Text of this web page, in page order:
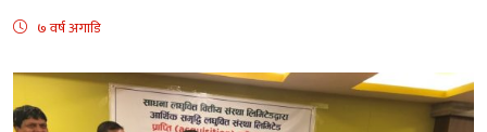
७ वर्ष अगाडि